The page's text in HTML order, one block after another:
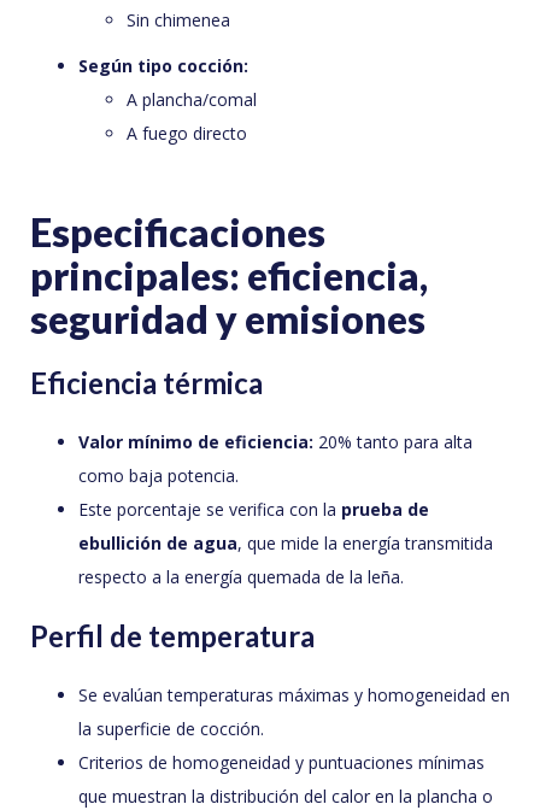
Sin chimenea
Según tipo cocción:
A plancha/comal
A fuego directo
Especificaciones
principales: eficiencia,
seguridad y emisiones
Eficiencia térmica
Valor mínimo de eficiencia: 20% tanto para alta
como baja potencia.
Este porcentaje se verifica con la prueba de
ebullición de agua, que mide la energía transmitida
respecto a la energía quemada de la leña.
Perfil de temperatura
Se evalúan temperaturas máximas y homogeneidad en
la superficie de cocción.
Criterios de homogeneidad y puntuaciones mínimas
que muestran la distribución del calor en la plancha o